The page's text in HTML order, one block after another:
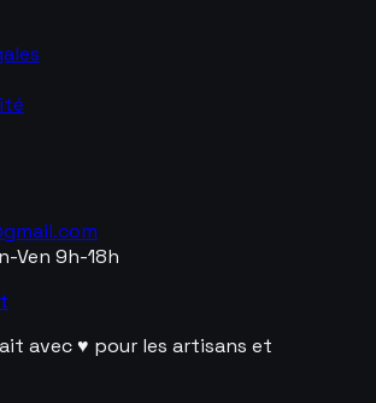
Ven 9h-18h
avec ♥ pour les artisans et